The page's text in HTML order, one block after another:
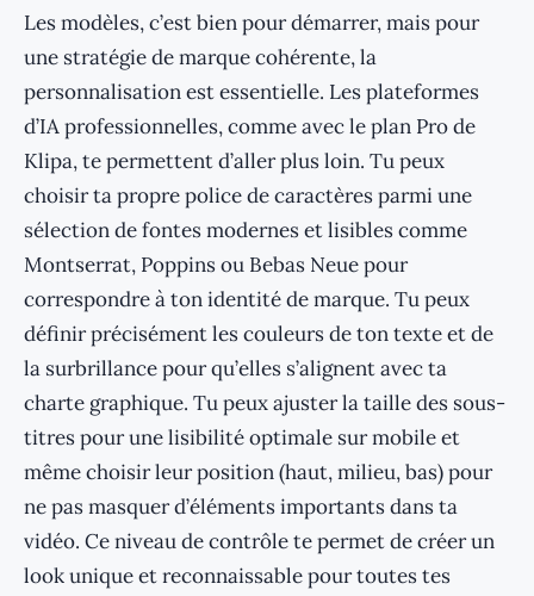
Les modèles, c’est bien pour démarrer, mais pour
une stratégie de marque cohérente, la
personnalisation est essentielle. Les plateformes
d’IA professionnelles, comme avec le plan Pro de
Klipa, te permettent d’aller plus loin. Tu peux
choisir ta propre police de caractères parmi une
sélection de fontes modernes et lisibles comme
Montserrat, Poppins ou Bebas Neue pour
correspondre à ton identité de marque. Tu peux
définir précisément les couleurs de ton texte et de
la surbrillance pour qu’elles s’alignent avec ta
charte graphique. Tu peux ajuster la taille des sous-
titres pour une lisibilité optimale sur mobile et
même choisir leur position (haut, milieu, bas) pour
ne pas masquer d’éléments importants dans ta
vidéo. Ce niveau de contrôle te permet de créer un
look unique et reconnaissable pour toutes tes